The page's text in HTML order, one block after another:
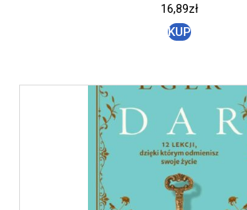
16,89zł
KUP